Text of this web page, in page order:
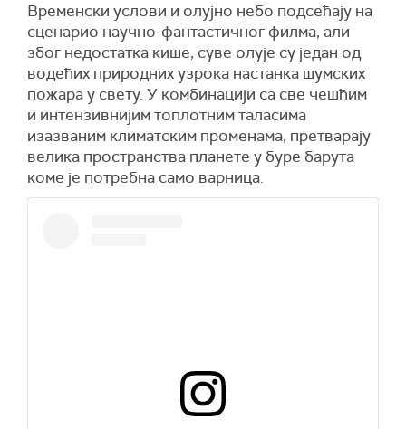
Временски услови и олујно небо подсећају на
сценарио научно-фантастичног филма, али
због недостатка кише, суве олује су један од
водећих природних узрока настанка шумских
пожара у свету. У комбинацији са све чешћим
и интензивнијим топлотним таласима
изазваним климатским променама, претварају
велика пространства планете у буре барута
коме је потребна само варница.